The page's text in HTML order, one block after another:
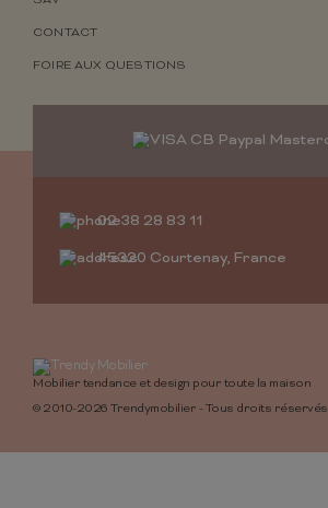
CONTACT
FOIRE AUX QUESTIONS
02 38 28 83 11
45320 Courtenay, France
Mobilier tendance et design pour toute la maison
© 2010-2026 Trendymobilier - Tous droits réservés